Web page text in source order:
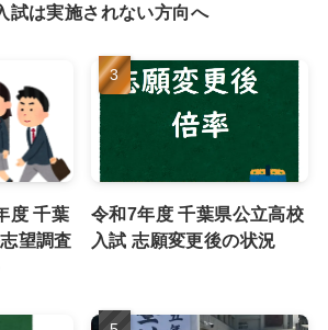
試は実施されない方向へ
度 千葉
望調査
令和7年度 千葉県公立高校
入試 志願変更後の状況